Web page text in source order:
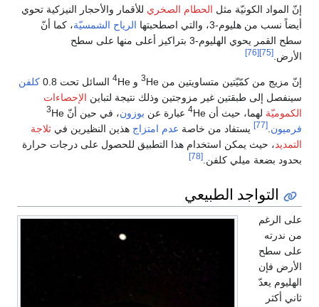
إنّ المواد الكونيّة مثل الحطام الصخري للأقمار والأحجار النيزكية تحوي
أيضاً نسب من هليوم-3، والتي اصطحبتها
الرياح الشمسيّة، كما أنّ
سطح القمر يحوي الهليوم-3 بتراكيز أعلى منها على سطح
الأرض. [75]
[76]
إنّ مزيج من كمّيّتين متساويتين من 3He و 4He السائل تحت 0.8
كلفن
سينفصل إلى طبقتين غير مزوجتين وذلك نتيجة لتباين الإحصاءات
الكموميّة لهما، حيث أن 4He عبارة عن بوزون، في حين أنّ 3He
فرميون [77] يستفاد من خاصة عدم امتزاج هذين النظيرين في ثلاجة
التمديد، حيث يمكن استخدام هذا التطبيق للحصول على درجات حرارة
بحدود بضعة ميلي كلفن. [78]
التواجد الطبيعي
على الرغم
من ندرته
على سطح
الأرض فإن
الهليوم يعدّ
ثاني أكثر